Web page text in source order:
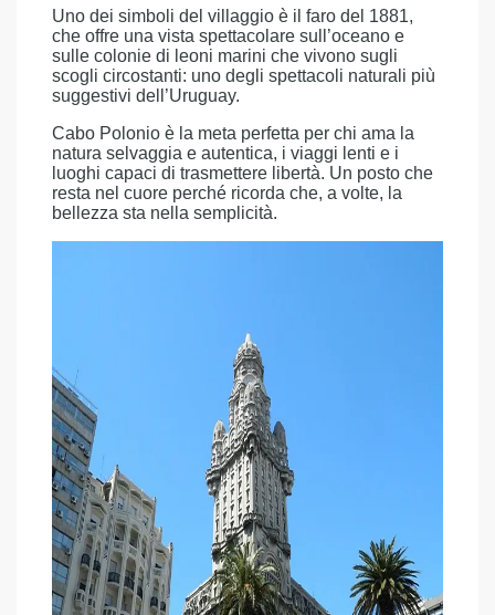
Uno dei simboli del villaggio è il faro del 1881,
che offre una vista spettacolare sull’oceano e
sulle colonie di leoni marini che vivono sugli
scogli circostanti: uno degli spettacoli naturali più
suggestivi dell’Uruguay.
Cabo Polonio è la meta perfetta per chi ama la
natura selvaggia e autentica, i viaggi lenti e i
luoghi capaci di trasmettere libertà. Un posto che
resta nel cuore perché ricorda che, a volte, la
bellezza sta nella semplicità.